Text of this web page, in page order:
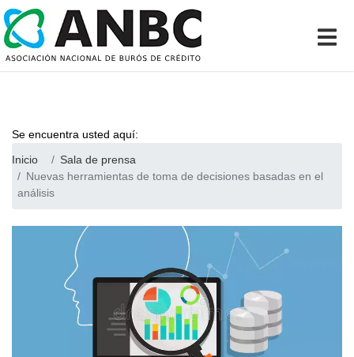
Se encuentra usted aquí:
Inicio
Sala de prensa
Nuevas herramientas de toma de decisiones basadas en el
análisis